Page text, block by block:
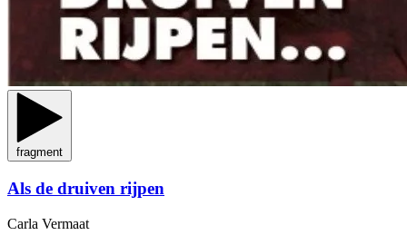
fragment
Als de druiven rijpen
Carla Vermaat